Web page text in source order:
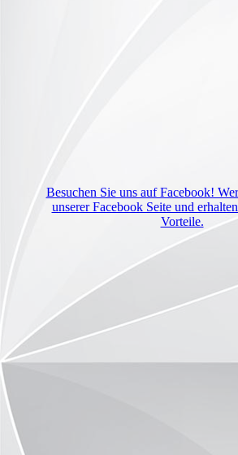
Besuchen Sie uns auf Facebook!
unserer Facebook Seite und
Vorteile.